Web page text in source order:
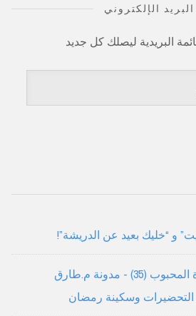
الإلكتروني
البريدية ليصلك كل جديد
و “خليك بعيد عن الدريشة”!
أنا لم أنساكم: إحياء جائزة المحبوب (35) - مدونة م.طارق
التحضيرات وسكينة رمضان